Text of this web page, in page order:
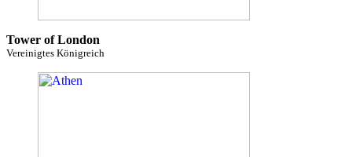
Tower of London
Vereinigtes Königreich